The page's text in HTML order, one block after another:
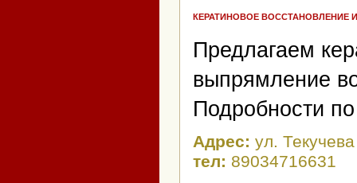
КЕРАТИНОВОЕ ВОССТАНОВЛЕНИЕ
Предлагаем
выпрямление
Подробности
Адрес: ул.
тел: 89034716631